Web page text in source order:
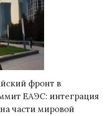
фронт в
ЕАЭС: интеграция
части мировой